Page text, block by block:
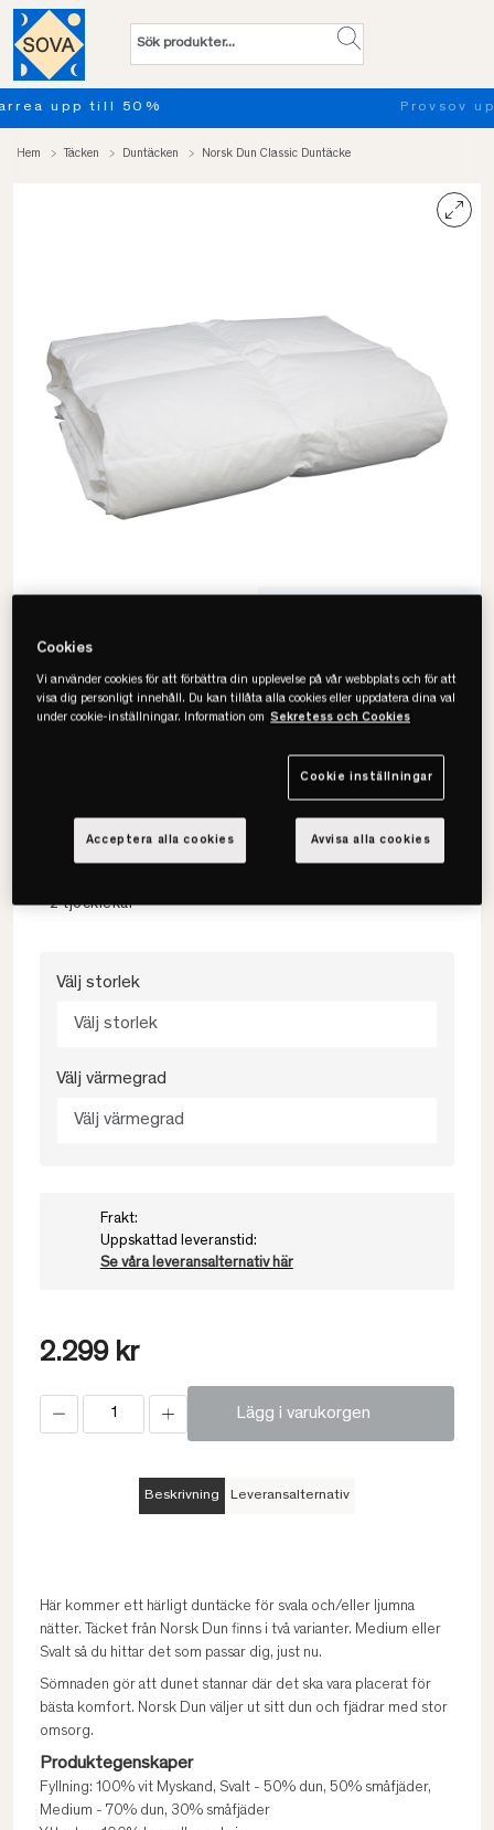
Provsov upp till 100 nätter. Läs
Hem Täcken Duntäcken Norsk Dun Classic Duntäcke
Classic Duntäcke
• 100% Fransk Myskand
• 2 tjocklekar
Välj storlek
Välj storlek
Välj värmegrad
Välj värmegrad
Frakt:
Uppskattad leveranstid:
Se våra leveransalternativ här
2.299 kr
Lägg i varukorgen
Beskrivning Leveransalternativ
Här kommer ett härligt duntäcke för svala och/eller ljumna
nätter. Täcket från Norsk Dun finns i två varianter. Medium eller
Svalt så du hittar det som passar dig, just nu.
Sömnaden gör att dunet stannar där det ska vara placerat för
bästa komfort. Norsk Dun väljer ut sitt dun och fjädrar med stor
omsorg.
Produktegenskaper
Fyllning: 100% vit Myskand, Svalt - 50% dun, 50% småfjäder,
Medium - 70% dun, 30% småfjäder
Cookies
Vi använder cookies för att förbättra din upplevelse på vår webbplats och för att
visa dig personligt innehåll. Du kan tillåta alla cookies eller uppdatera dina val
under cookie-inställningar. Information om Sekretess och Cookies
Cookie inställningar
Avvisa alla cookies
Acceptera alla cookies